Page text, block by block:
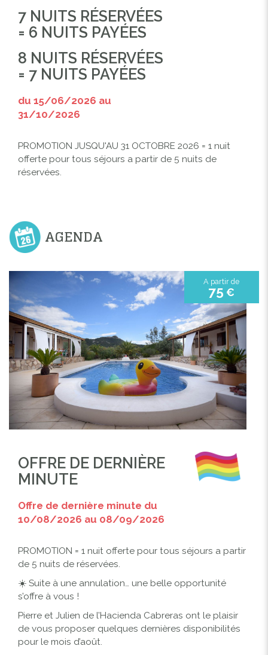
7 NUITS RÉSERVÉES
= 6 NUITS PAYÉES
8 NUITS RÉSERVÉES
= 7 NUITS PAYÉES
du 15/06/2026 au
31/10/2026
PROMOTION JUSQU'AU 31 OCTOBRE 2026 = 1 nuit
offerte pour tous séjours a partir de 5 nuits de
réservées.
AGENDA
A partir de
75 €
OFFRE DE DERNIÈRE
MINUTE
Offre de dernière minute du
10/08/2026 au 08/09/2026
PROMOTION = 1 nuit offerte pour tous séjours a partir
de 5 nuits de réservées.
☀️ Suite à une annulation… une belle opportunité
s’offre à vous !
Pierre et Julien de l’Hacienda Cabreras ont le plaisir
de vous proposer quelques dernières disponibilités
pour le mois d’août.